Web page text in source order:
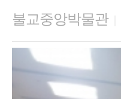
불교중앙박물관